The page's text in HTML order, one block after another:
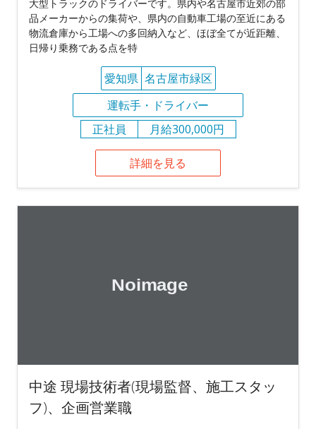
大型トラックのドライバーです。県内や名古屋市近郊の部
品メーカーからの集荷や、県内の自動車工場の至近にある
物流倉庫から工場への多回納入など、ほぼ全てが近距離、
日帰り乗務である点を特
愛知県 名古屋市緑区
運転手・ドライバー
正社員
月給300,000円
詳細を見る
中途 現場技術者(現場監督、施工スタッ
フ)、企画営業職